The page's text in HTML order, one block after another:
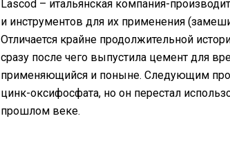
Lascod – итальянская компания-
и инструментов для их применения
Отличается крайне продолжительной
сразу после чего выпустила цемент для
применяющийся и поныне. Следующим
цинк-оксифосфата, но он перестал
прошлом веке.